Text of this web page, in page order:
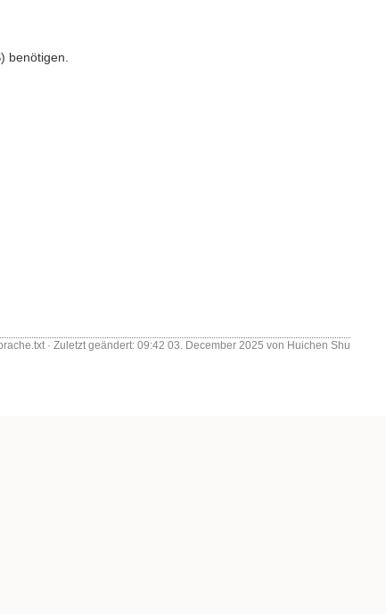
benötigen.
· Zuletzt geändert: 09:42 03. December 2025 von Huichen Shu